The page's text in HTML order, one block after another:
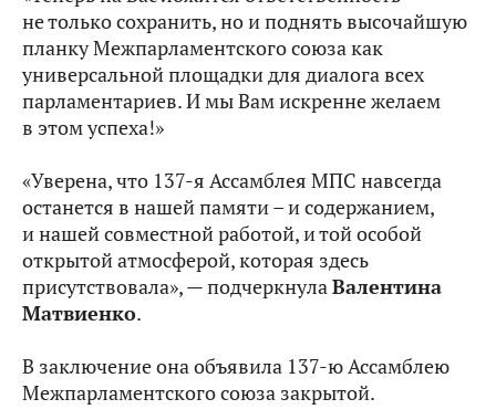
не только сохранить, но и поднять высочайшую
планку Межпарламентского союза как
универсальной площадки для диалога всех
парламентариев. И мы Вам искренне желаем
в этом успеха!»
«Уверена, что 137-я Ассамблея МПС навсегда
останется в нашей памяти – и содержанием,
и нашей совместной работой, и той особой
открытой атмосферой, которая здесь
присутствовала», — подчеркнула Валентина
Матвиенко.
В заключение она объявила 137-ю Ассамблею
Межпарламентского союза закрытой.